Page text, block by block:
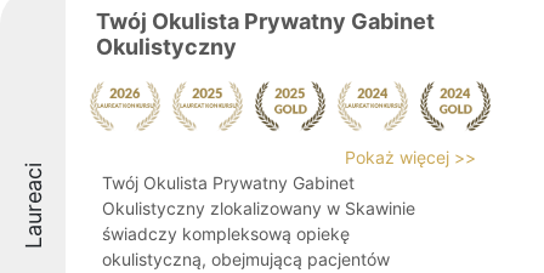
Laureaci
Twój Okulista Prywatny Gabinet
Okulistyczny
Pokaż więcej >>
Twój Okulista Prywatny Gabinet
Okulistyczny zlokalizowany w Skawinie
świadczy kompleksową opiekę
okulistyczną, obejmującą pacjentów